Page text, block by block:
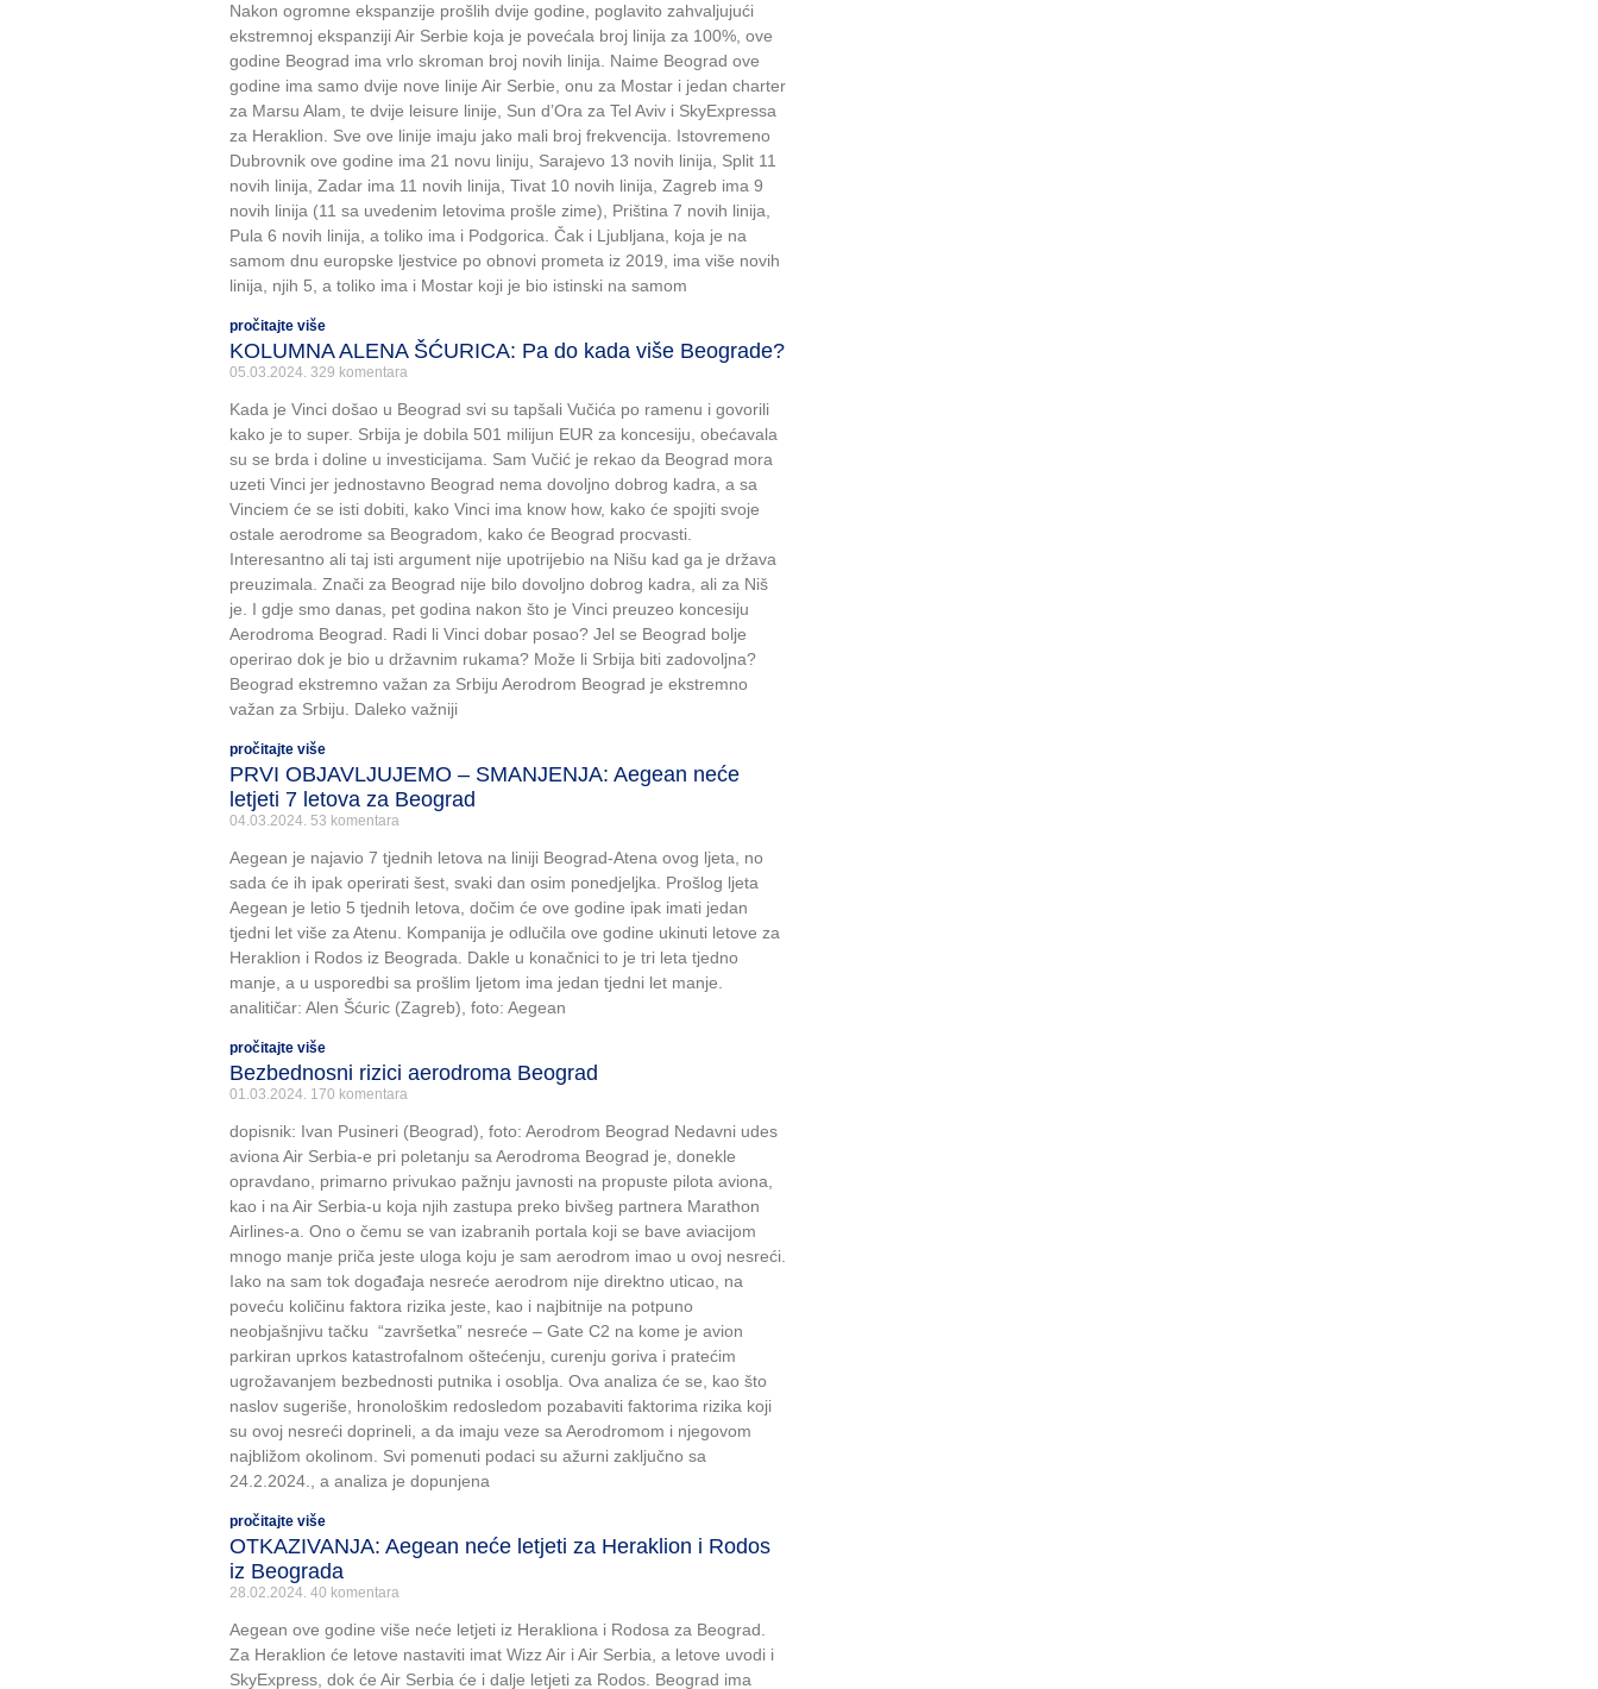
Nakon ogromne ekspanzije prošlih dvije godine, poglavito zahvaljujući
ekstremnoj ekspanziji Air Serbie koja je povećala broj linija za 100%, ove
godine Beograd ima vrlo skroman broj novih linija. Naime Beograd ove
godine ima samo dvije nove linije Air Serbie, onu za Mostar i jedan charter
za Marsu Alam, te dvije leisure linije, Sun d’Ora za Tel Aviv i SkyExpressa
za Heraklion. Sve ove linije imaju jako mali broj frekvencija. Istovremeno
Dubrovnik ove godine ima 21 novu liniju, Sarajevo 13 novih linija, Split 11
novih linija, Zadar ima 11 novih linija, Tivat 10 novih linija, Zagreb ima 9
novih linija (11 sa uvedenim letovima prošle zime), Priština 7 novih linija,
Pula 6 novih linija, a toliko ima i Podgorica. Čak i Ljubljana, koja je na
samom dnu europske ljestvice po obnovi prometa iz 2019, ima više novih
linija, njih 5, a toliko ima i Mostar koji je bio istinski na samom
pročitajte više
KOLUMNA ALENA ŠĆURICA: Pa do kada više Beograde?
05.03.2024. 329 komentara
Kada je Vinci došao u Beograd svi su tapšali Vučića po ramenu i govorili
kako je to super. Srbija je dobila 501 milijun EUR za koncesiju, obećavala
su se brda i doline u investicijama. Sam Vučić je rekao da Beograd mora
uzeti Vinci jer jednostavno Beograd nema dovoljno dobrog kadra, a sa
Vinciem će se isti dobiti, kako Vinci ima know how, kako će spojiti svoje
ostale aerodrome sa Beogradom, kako će Beograd procvasti.
Interesantno ali taj isti argument nije upotrijebio na Nišu kad ga je država
preuzimala. Znači za Beograd nije bilo dovoljno dobrog kadra, ali za Niš
je. I gdje smo danas, pet godina nakon što je Vinci preuzeo koncesiju
Aerodroma Beograd. Radi li Vinci dobar posao? Jel se Beograd bolje
operirao dok je bio u državnim rukama? Može li Srbija biti zadovoljna?
Beograd ekstremno važan za Srbiju Aerodrom Beograd je ekstremno
važan za Srbiju. Daleko važniji
pročitajte više
PRVI OBJAVLJUJEMO – SMANJENJA: Aegean neće
letjeti 7 letova za Beograd
04.03.2024. 53 komentara
Aegean je najavio 7 tjednih letova na liniji Beograd-Atena ovog ljeta, no
sada će ih ipak operirati šest, svaki dan osim ponedjeljka. Prošlog ljeta
Aegean je letio 5 tjednih letova, dočim će ove godine ipak imati jedan
tjedni let više za Atenu. Kompanija je odlučila ove godine ukinuti letove za
Heraklion i Rodos iz Beograda. Dakle u konačnici to je tri leta tjedno
manje, a u usporedbi sa prošlim ljetom ima jedan tjedni let manje.
analitičar: Alen Šćuric (Zagreb), foto: Aegean
pročitajte više
Bezbednosni rizici aerodroma Beograd
01.03.2024. 170 komentara
dopisnik: Ivan Pusineri (Beograd), foto: Aerodrom Beograd Nedavni udes
aviona Air Serbia-e pri poletanju sa Aerodroma Beograd je, donekle
opravdano, primarno privukao pažnju javnosti na propuste pilota aviona,
kao i na Air Serbia-u koja njih zastupa preko bivšeg partnera Marathon
Airlines-a. Ono o čemu se van izabranih portala koji se bave aviacijom
mnogo manje priča jeste uloga koju je sam aerodrom imao u ovoj nesreći.
Iako na sam tok događaja nesreće aerodrom nije direktno uticao, na
poveću količinu faktora rizika jeste, kao i najbitnije na potpuno
neobjašnjivu tačku “završetka” nesreće – Gate C2 na kome je avion
parkiran uprkos katastrofalnom oštećenju, curenju goriva i pratećim
ugrožavanjem bezbednosti putnika i osoblja. Ova analiza će se, kao što
naslov sugeriše, hronološkim redosledom pozabaviti faktorima rizika koji
su ovoj nesreći doprineli, a da imaju veze sa Aerodromom i njegovom
najbližom okolinom. Svi pomenuti podaci su ažurni zaključno sa
24.2.2024., a analiza je dopunjena
pročitajte više
OTKAZIVANJA: Aegean neće letjeti za Heraklion i Rodos
iz Beograda
28.02.2024. 40 komentara
Aegean ove godine više neće letjeti iz Herakliona i Rodosa za Beograd.
Za Heraklion će letove nastaviti imat Wizz Air i Air Serbia, a letove uvodi i
SkyExpress, dok će Air Serbia će i dalje letjeti za Rodos. Beograd ima